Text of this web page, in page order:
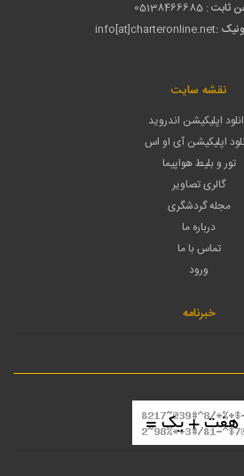
ثابت : 05138466685
:
info[at]charteronline.net
نقشه سایت
اپلیکیشن اندروید
اپلیکیشن آی او اس
تور و بلیط هواپیما
گالری تصاویر
مجله گردشگری
درباره ما
تماس با ما
ورود
خبرنامه